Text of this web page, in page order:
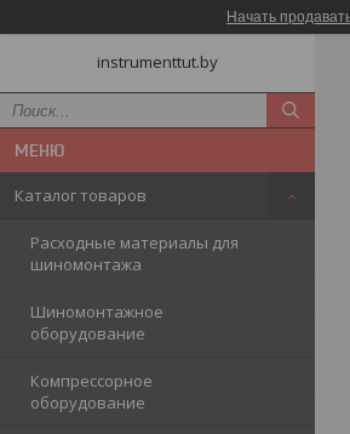
Начать
instrumenttut.by
Каталог товаров
Расходные материалы для
шиномонтажа
Шиномонтажное
оборудование
Компрессорное
оборудование